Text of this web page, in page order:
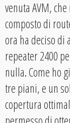
venuta AVM,
composto di
ora ha deciso di
repeater 2400
nulla. Come ho
tre piani, e un
copertura